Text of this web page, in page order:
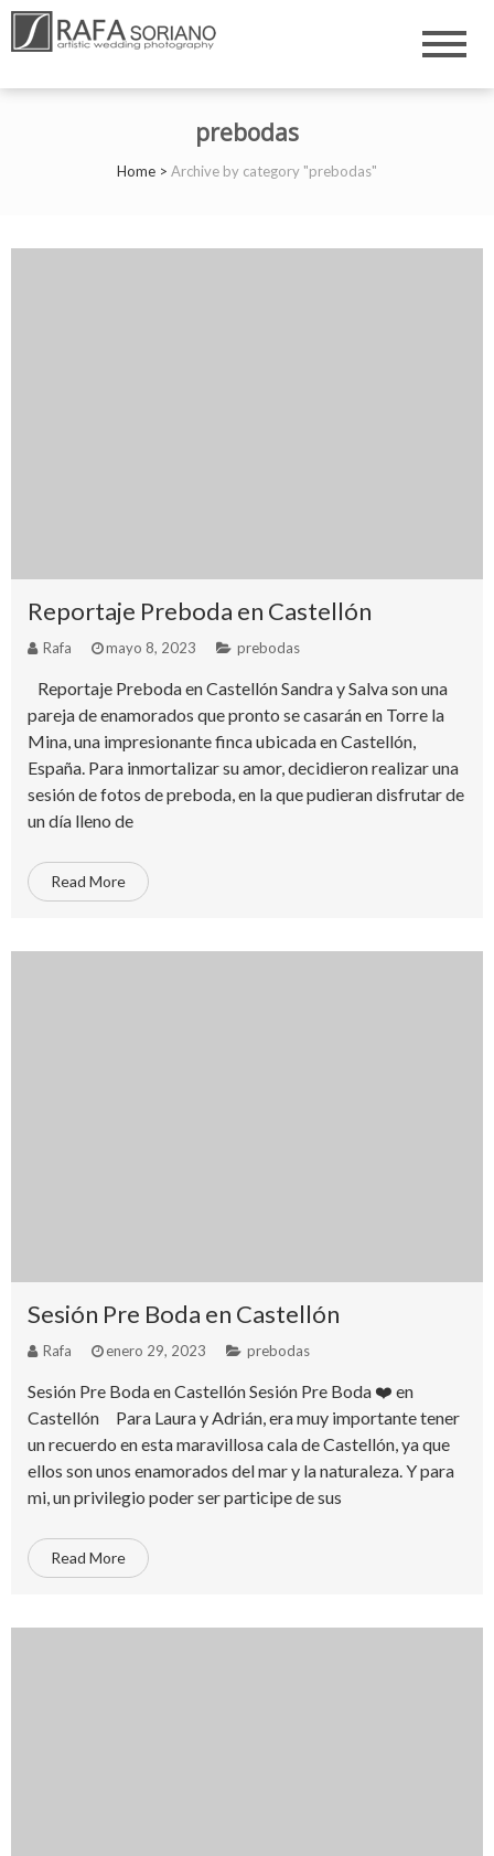
Valencia Castellón
prebodas
Home > Archive by category "prebodas"
Reportaje Preboda en Castellón
Rafa mayo 8, 2023 prebodas
Reportaje Preboda en Castellón Sandra y Salva son una
pareja de enamorados que pronto se casarán en Torre la
Mina, una impresionante finca ubicada en Castellón,
España. Para inmortalizar su amor, decidieron realizar una
sesión de fotos de preboda, en la que pudieran disfrutar de
un día lleno de
Read More
Sesión Pre Boda en Castellón
Rafa enero 29, 2023 prebodas
Sesión Pre Boda en Castellón Sesión Pre Boda ❤️ en
Castellón Para Laura y Adrián, era muy importante tener
un recuerdo en esta maravillosa cala de Castellón, ya que
ellos son unos enamorados del mar y la naturaleza. Y para
mi, un privilegio poder ser participe de sus
Read More